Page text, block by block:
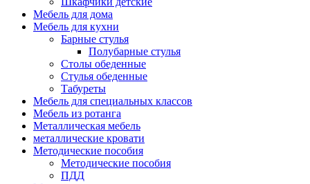
Мебель для дома
Мебель для кухни
Барные стулья
Полубарные стулья
Столы обеденные
Стулья обеденные
Табуреты
Мебель для специальных классов
Мебель из ротанга
Металлическая мебель
металлические кровати
Методические пособия
Методические пособия
ПДД